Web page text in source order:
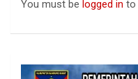
You must be logged in to